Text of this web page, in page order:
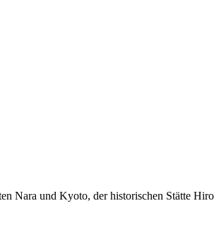
Nara und Kyoto, der historischen Stätte